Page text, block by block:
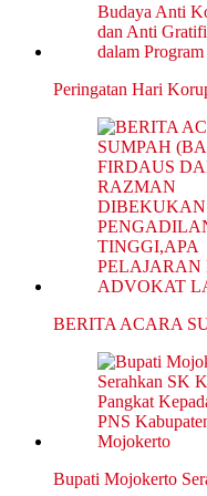
Peringatan Hari
BERITA ACARA
Bupati Mojokerto